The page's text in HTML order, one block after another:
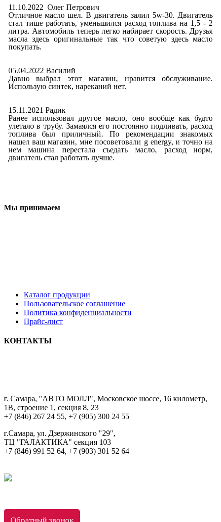
11.10.2022 Олег Петрович
Отличное масло шел. В двигатель залил 5w-30. Двигатель
стал тише работать, уменьшился расход топлива на 1,5 - 2
литра. Автомобиль теперь легко набирает скорость. Друзья
масла здесь оригинальные так что советую здесь масло
покупать.
05.04.2022 Василий
Давно выбрал этот магазин, нравится обслуживание.
Использую синтек, нареканий нет.
15.11.2021 Радик
Ранее использовал другое масло, оно вообще как будто
улетало в трубу. Замаялся его постоянно подливать, расход
топлива был приличный. По рекомендации знакомых
нашел ваш магазин, мне посоветовали g energy, и точно на
нем машина перестала съедать масло, расход норм,
двигатель стал работать лучше.
Мы принимаем
Каталог продукции
Пользовательское соглашение
Политика конфиденциальности
Прайс-лист
КОНТАКТЫ
г. Самара, "АВТО МОЛЛ", Московское шоссе, 16 километр,
1В, строение 1, секция 8, 23
+7 (846) 267 24 55, +7 (905) 300 24 55
г.Самара, ул. Дзержинского "29",
ТЦ "ГАЛАКТИКА" секция 103
+7 (846) 991 52 64, +7 (903) 301 52 64